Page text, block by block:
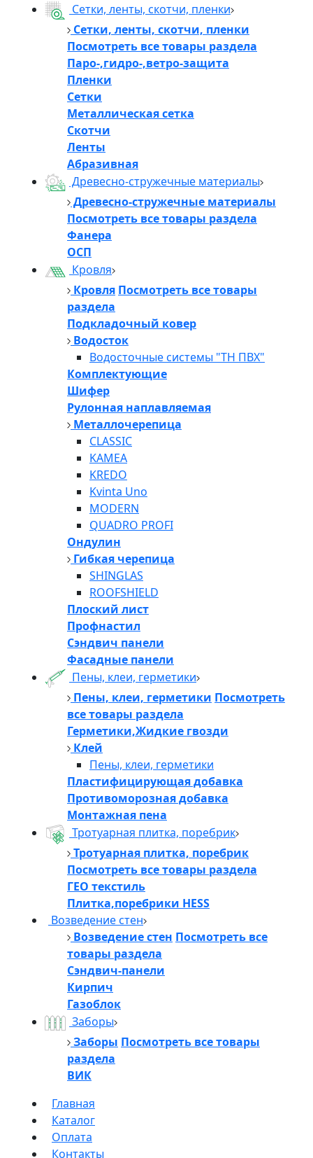
Сетки, ленты, скотчи, пленки
Сетки, ленты, скотчи, пленки
Посмотреть все товары раздела
Паро-,гидро-,ветро-защита
Пленки
Сетки
Металлическая сетка
Скотчи
Ленты
Абразивная
Древесно-стружечные материалы
Древесно-стружечные материалы
Посмотреть все товары раздела
Фанера
ОСП
Кровля
Кровля Посмотреть все товары
раздела
Подкладочный ковер
Водосток
Водосточные системы "ТН ПВХ"
Комплектующие
Шифер
Рулонная наплавляемая
Металлочерепица
CLASSIC
KAMEA
KREDO
Kvinta Uno
MODERN
QUADRO PROFI
Ондулин
Гибкая черепица
SHINGLAS
ROOFSHIELD
Плоский лист
Профнастил
Сэндвич панели
Фасадные панели
Пены, клеи, герметики
Пены, клеи, герметики Посмотреть
все товары раздела
Герметики,Жидкие гвозди
Клей
Пены, клеи, герметики
Пластифицирующая добавка
Противоморозная добавка
Монтажная пена
Тротуарная плитка, поребрик
Тротуарная плитка, поребрик
Посмотреть все товары раздела
ГЕО текстиль
Плитка,поребрики HESS
Возведение стен
Возведение стен Посмотреть все
товары раздела
Сэндвич-панели
Кирпич
Газоблок
Заборы
Заборы Посмотреть все товары
раздела
ВИК
Главная
Каталог
Оплата
Контакты